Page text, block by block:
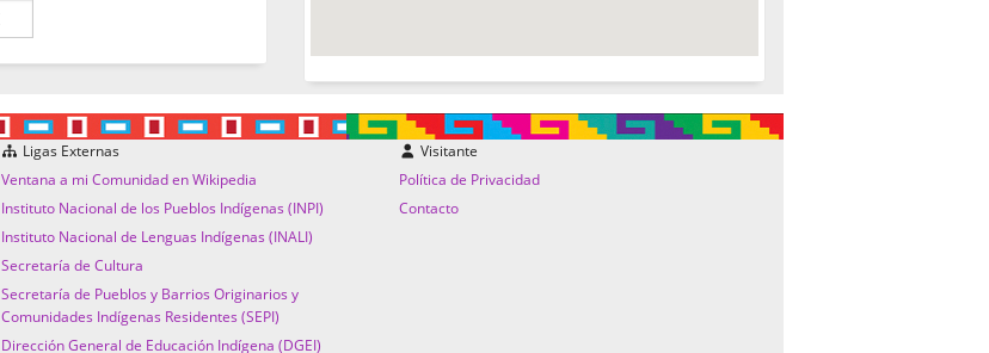
Ligas Externas
Ventana a mi Comunidad en Wikipedia
Instituto Nacional de los Pueblos Indígenas (INPI)
Instituto Nacional de Lenguas Indígenas (INALI)
Secretaría de Cultura
Secretaría de Pueblos y Barrios Originarios y
Comunidades Indígenas Residentes (SEPI)
Dirección General de Educación Indígena (DGEI)
Visitante
Política de Privacidad
Contacto